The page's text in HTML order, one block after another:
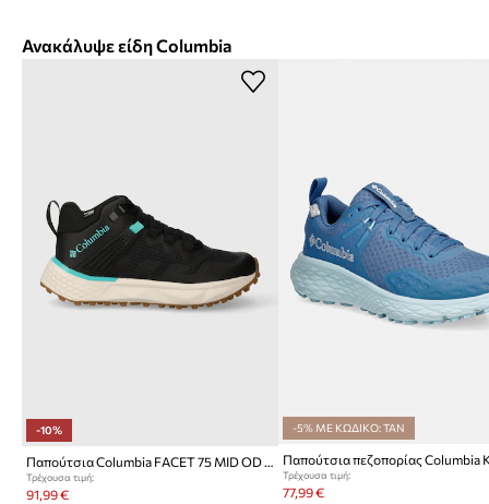
Ανακάλυψε είδη Columbia
-10%
Τρέχουσα τιμή:
91,99 €
-5% ΜΕ ΚΩΔΙΚΟ: TAN
Παπούτσια πεζοπορίας Columbia
Τρέχουσα τιμή:
77,99 €